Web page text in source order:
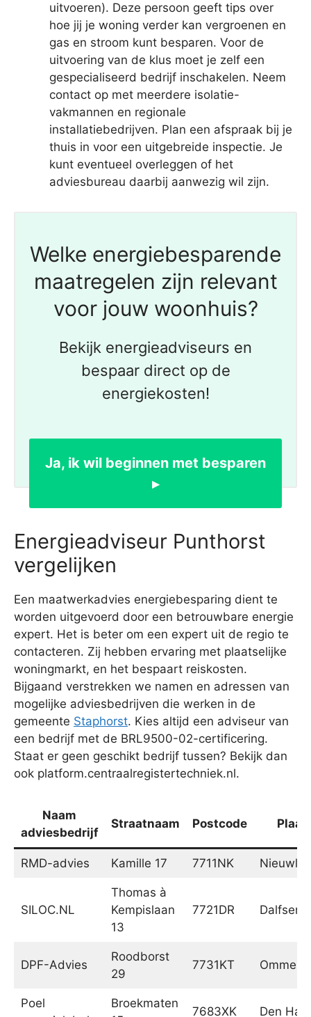
uitvoeren). Deze persoon geeft tips over
hoe jij je woning verder kan vergroenen en
gas en stroom kunt besparen. Voor de
uitvoering van de klus moet je zelf een
gespecialiseerd bedrijf inschakelen. Neem
contact op met meerdere isolatie-
vakmannen en regionale
installatiebedrijven. Plan een afspraak bij je
thuis in voor een uitgebreide inspectie. Je
kunt eventueel overleggen of het
adviesbureau daarbij aanwezig wil zijn.
Welke energiebesparende
maatregelen zijn relevant
voor jouw woonhuis?
Bekijk energieadviseurs en
bespaar direct op de
energiekosten!
Ja, ik wil beginnen met besparen
▸
Energieadviseur Punthorst
vergelijken
Een maatwerkadvies energiebesparing dient te
worden uitgevoerd door een betrouwbare energie
expert. Het is beter om een expert uit de regio te
contacteren. Zij hebben ervaring met plaatselijke
woningmarkt, en het bespaart reiskosten.
Bijgaand verstrekken we namen en adressen van
mogelijke adviesbedrijven die werken in de
gemeente Staphorst. Kies altijd een adviseur van
een bedrijf met de BRL9500-02-certificering.
Staat er geen geschikt bedrijf tussen? Bekijk dan
ook platform.centraalregistertechniek.nl.
Naam
adviesbedrijf
Straatnaam Postcode
RMD-advies Kamille 17 7711NK
SILOC.NL
Thomas à
Kempislaan
13
7721DR Dalfsen
DPF-Advies
Roodborst
29
7731KT Ommen
Poel
Broekmaten
7683XK Den Ham